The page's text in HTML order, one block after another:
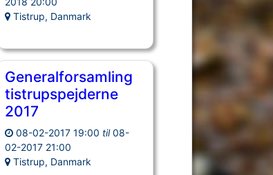
Tistrup, Danmark
Generalforsamling
tistrupspejderne
2017
08-02-2017 19:00 til 08-
02-2017 21:00
Tistrup, Danmark